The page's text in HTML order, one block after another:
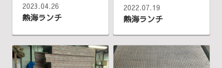
2023.04.26
熱海ランチ
2022.07.19
熱海ランチ